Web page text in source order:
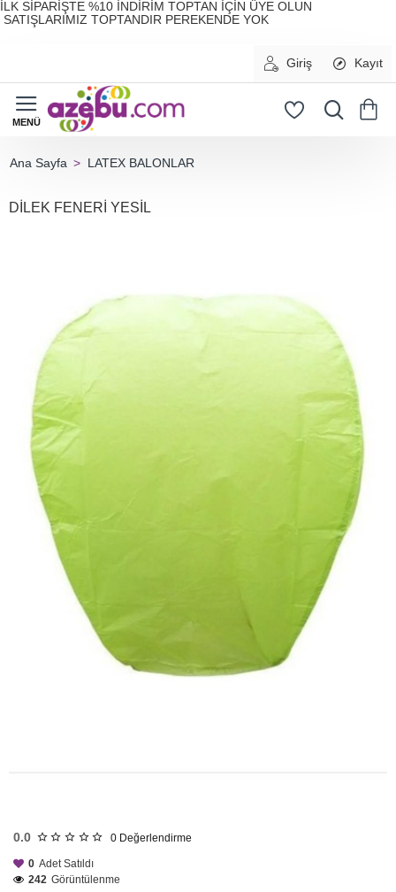
İLK SİPARİŞTE %10 İNDİRİM TOPTAN İÇİN ÜYE OLUN
SATIŞLARIMIZ TOPTANDIR PEREKENDE YOK
Giriş Kayıt
LATEX BALONLAR
DİLEK FENERİ YESİL
0.0 0 Değerlendirme
0 Adet Satıldı
242 Görüntülenme